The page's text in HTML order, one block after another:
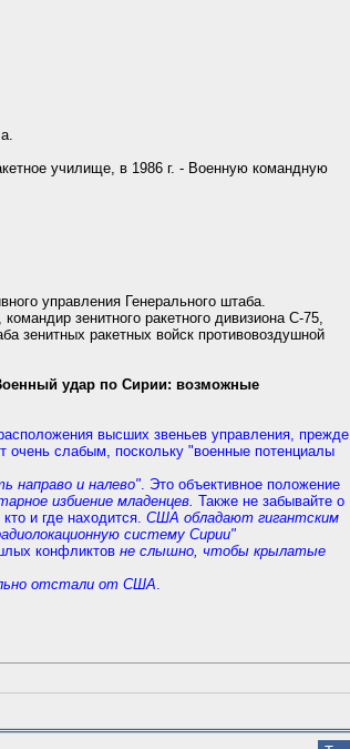
училище, в 1986 г. - Военную командную
управления Генерального штаба.
зенитного ракетного дивизиона С-75,
зенитных ракетных войск противовоздушной
удар по Сирии: возможные
высших звеньев управления, прежде
очень слабым, поскольку "военные потенциалы
направо и налево". Это объективное положение
избиение младенцев. Также не забывайте о
и где находится. США обладают гигантским
систему Сирии"
конфликтов не слышно, чтобы крылатые
отстали от США.